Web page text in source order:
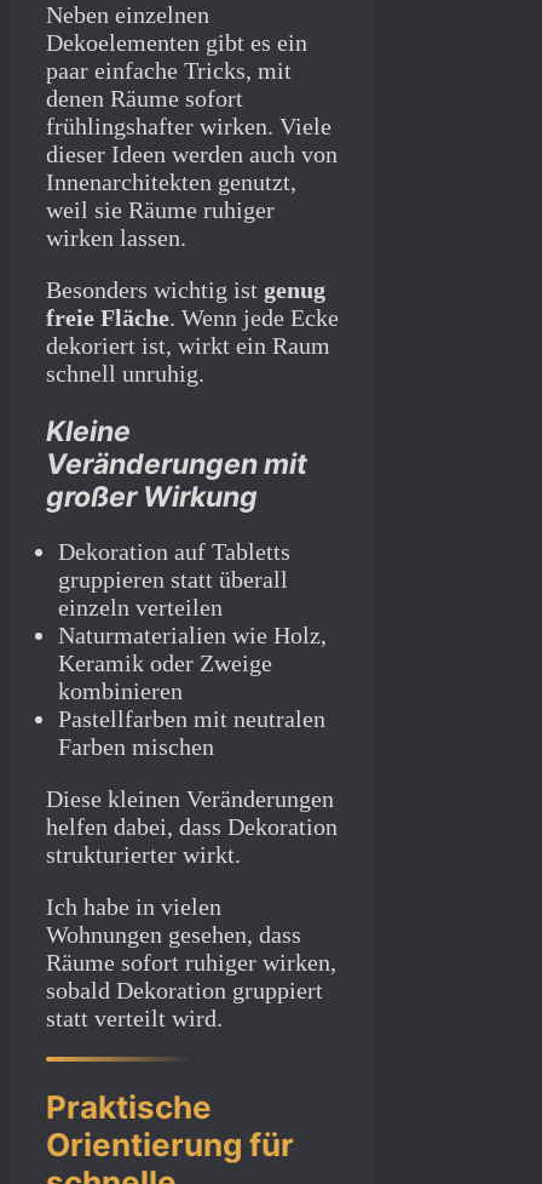
Neben einzelnen
Dekoelementen gibt es ein
paar einfache Tricks, mit
denen Räume sofort
frühlingshafter wirken. Viele
dieser Ideen werden auch von
Innenarchitekten genutzt,
weil sie Räume ruhiger
wirken lassen.
Besonders wichtig ist genug
freie Fläche. Wenn jede Ecke
dekoriert ist, wirkt ein Raum
schnell unruhig.
Kleine
Veränderungen mit
großer Wirkung
Dekoration auf Tabletts
gruppieren statt überall
einzeln verteilen
Naturmaterialien wie Holz,
Keramik oder Zweige
kombinieren
Pastellfarben mit neutralen
Farben mischen
Diese kleinen Veränderungen
helfen dabei, dass Dekoration
strukturierter wirkt.
Ich habe in vielen
Wohnungen gesehen, dass
Räume sofort ruhiger wirken,
sobald Dekoration gruppiert
statt verteilt wird.
Praktische
Orientierung für